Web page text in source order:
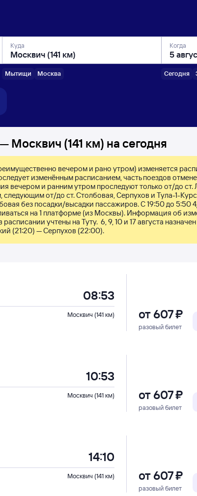
Куда
Мытищи Москва
Когда
Сегодня
Москвич (141 км) на сегодня
вечером и рано утром) изменяется
изменённым расписанием, часть поездов
вечером и ранним утром проследуют только от/до ст.
от/до ст. Столбовая, Серпухов и Тула-1-
без посадки/высадки пассажиров. С 19:50 до 5:50
на 1 платформе (из Москвы). Информация об
учтены на Туту.  6, 9, 10 и 17 августа
(21:20) — Серпухов (22:00).
08:53
Москвич (141 км)
от 607 ⁠₽
разовый билет
10:53
Москвич (141 км)
от 607 ⁠₽
разовый билет
14:10
Москвич (141 км)
от 607 ⁠₽
разовый билет